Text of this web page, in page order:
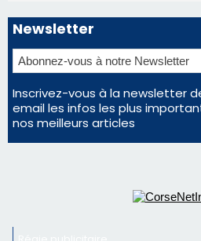
Newsletter
Inscrivez-vous à la newsletter
email les infos les plus
nos meilleurs articles